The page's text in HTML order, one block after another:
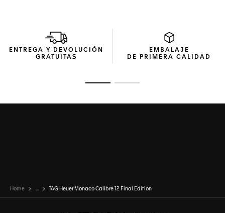
ENTREGA Y DEVOLUCIÓN
GRATUITAS
EMBALAJE
DE PRIMERA CALIDAD
Home ... TAG Heuer Monaco Calibre 12 Final Edition